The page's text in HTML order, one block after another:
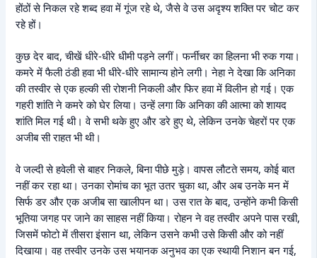
होंठों से निकल रहे शब्द हवा में गूंज रहे थे, जैसे वे उस अदृश्य शक्ति पर चोट कर
रहे हों।
कुछ देर बाद, चीखें धीरे-धीरे धीमी पड़ने लगीं। फर्नीचर का हिलना भी रुक गया।
कमरे में फैली ठंडी हवा भी धीरे-धीरे सामान्य होने लगी। नेहा ने देखा कि अनिका
की तस्वीर से एक हल्की सी रोशनी निकली और फिर हवा में विलीन हो गई। एक
गहरी शांति ने कमरे को घेर लिया। उन्हें लगा कि अनिका की आत्मा को शायद
शांति मिल गई थी। वे सभी थके हुए और डरे हुए थे, लेकिन उनके चेहरों पर एक
अजीब सी राहत भी थी।
वे जल्दी से हवेली से बाहर निकले, बिना पीछे मुड़े। वापस लौटते समय, कोई बात
नहीं कर रहा था। उनका रोमांच का भूत उतर चुका था, और अब उनके मन में
सिर्फ डर और एक अजीब सा खालीपन था। उस रात के बाद, उन्होंने कभी किसी
भूतिया जगह पर जाने का साहस नहीं किया। रोहन ने वह तस्वीर अपने पास रखी,
जिसमें फोटो में तीसरा इंसान था, लेकिन उसने कभी उसे किसी और को नहीं
दिखाया। वह तस्वीर उनके उस भयानक अनुभव का एक स्थायी निशान बन गई,